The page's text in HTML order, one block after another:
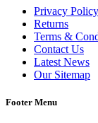
Privacy Policy
Returns
Terms &
Contact Us
Latest News
Our Sitemap
Footer Menu